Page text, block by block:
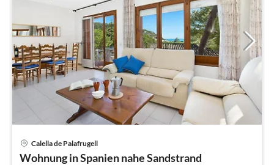
Calella de Palafrugell
Wohnung in Spanien nahe Sandstrand